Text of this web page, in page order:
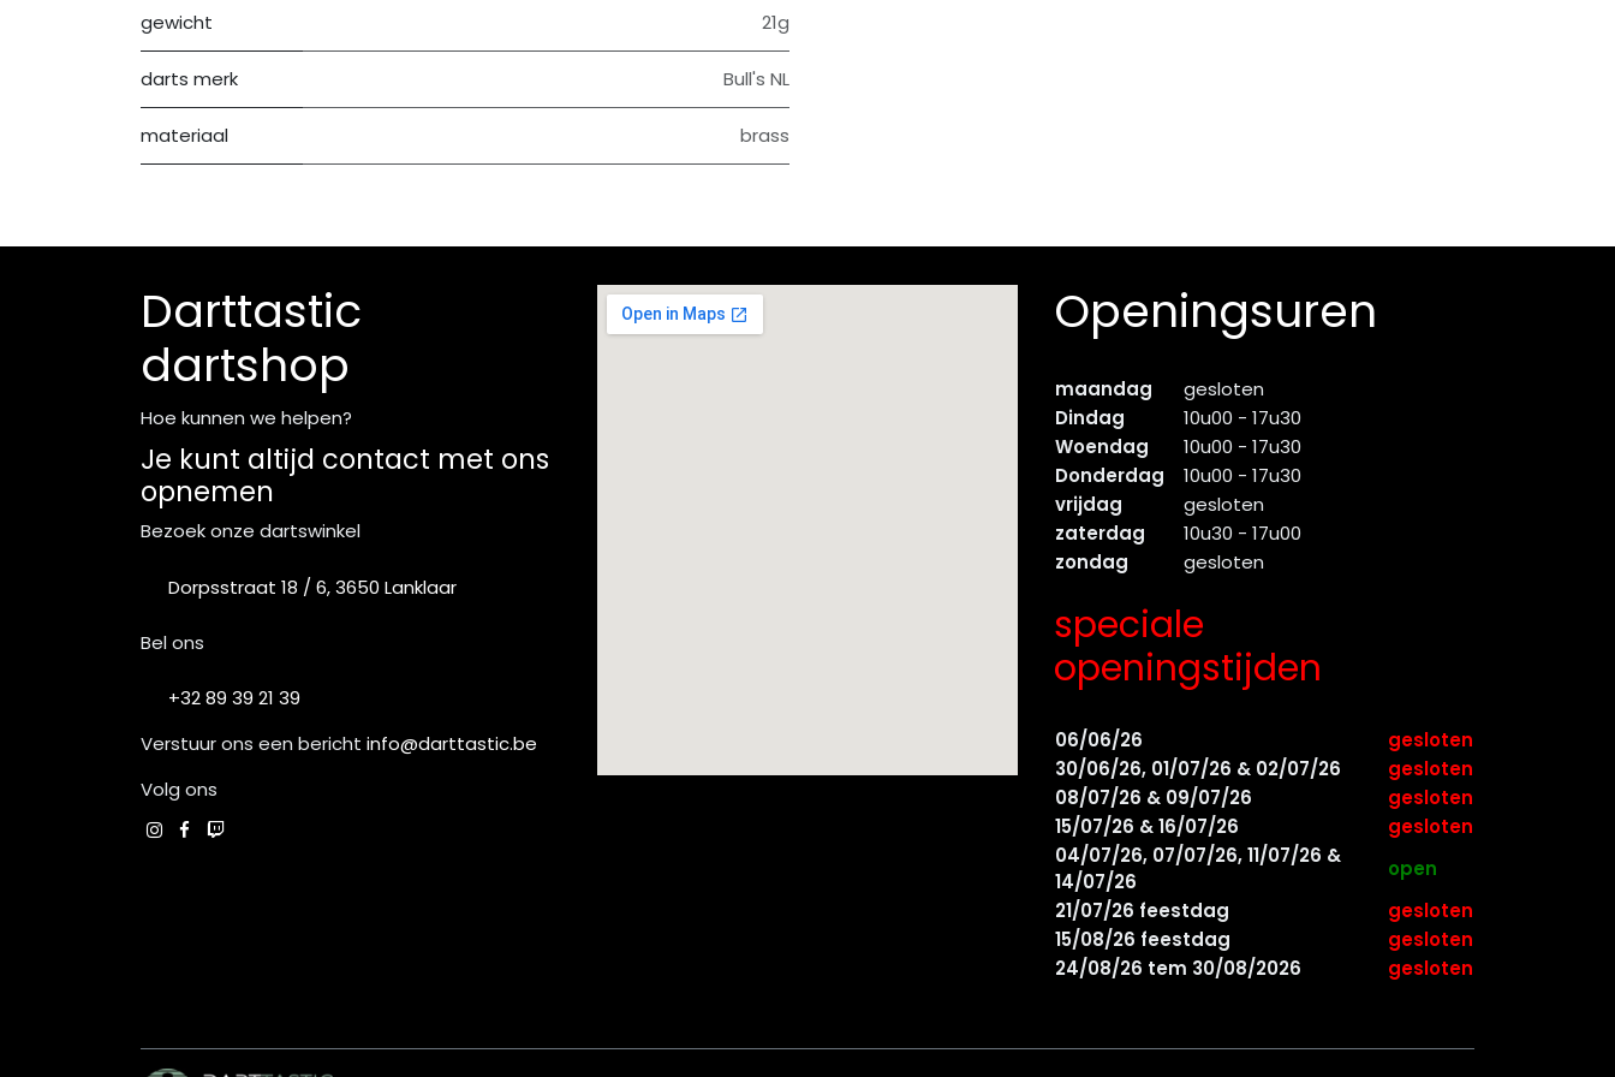
gewicht 21g
darts merk Bull's NL
materiaal brass
Darttastic
dartshop
Hoe kunnen we helpen?
Je kunt altijd contact met ons
opnemen
Bezoek onze dartswinkel
Dorpsstraat 18 / 6, 3650 Lanklaar
Bel ons
+32 89 39 21 39
Verstuur ons een bericht info@darttastic.be
Volg ons
Openingsuren
maandag
gesloten
Dindag
10u00 - 17u30
Woendag
10u00 - 17u30
Donderdag
10u00 - 17u30
vrijdag
gesloten
zaterdag
10u30 - 17u00
zondag
gesloten
speciale
openingstijden
06/06/26
gesloten
30/06/26, 01/07/26 & 02/07/26
gesloten
08/07/26 & 09/07/26
gesloten
15/07/26 & 16/07/26
gesloten
04/07/26, 07/07/26, 11/07/26 &
14/07/26
open
21/07/26 feestdag
gesloten
15/08/26 feestdag
gesloten
24/08/26 tem 30/08/2026
gesloten